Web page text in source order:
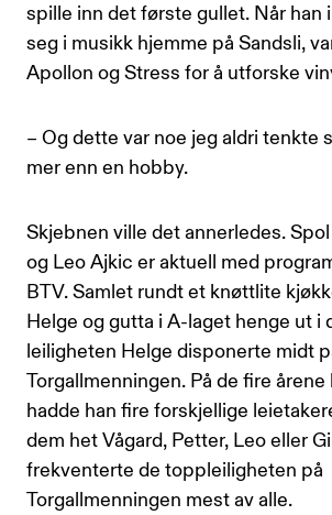
spille inn det første gullet. Når han
seg i musikk hjemme på Sandsli,
Apollon og Stress for å utforske
– Og dette var noe jeg aldri tenkte
mer enn en hobby.
Skjebnen ville det annerledes.
og Leo Ajkic er aktuell med
BTV. Samlet rundt et knøttlite
Helge og gutta i A-laget henge ut i
leiligheten Helge disponerte midt
Torgallmenningen. På de fire
hadde han fire forskjellige
dem het Vågard, Petter, Leo eller
frekventerte de toppleiligheten på
Torgallmenningen mest av alle.